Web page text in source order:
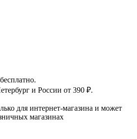
и России от 390 ₽.
для интернет-магазина и может
магазинах